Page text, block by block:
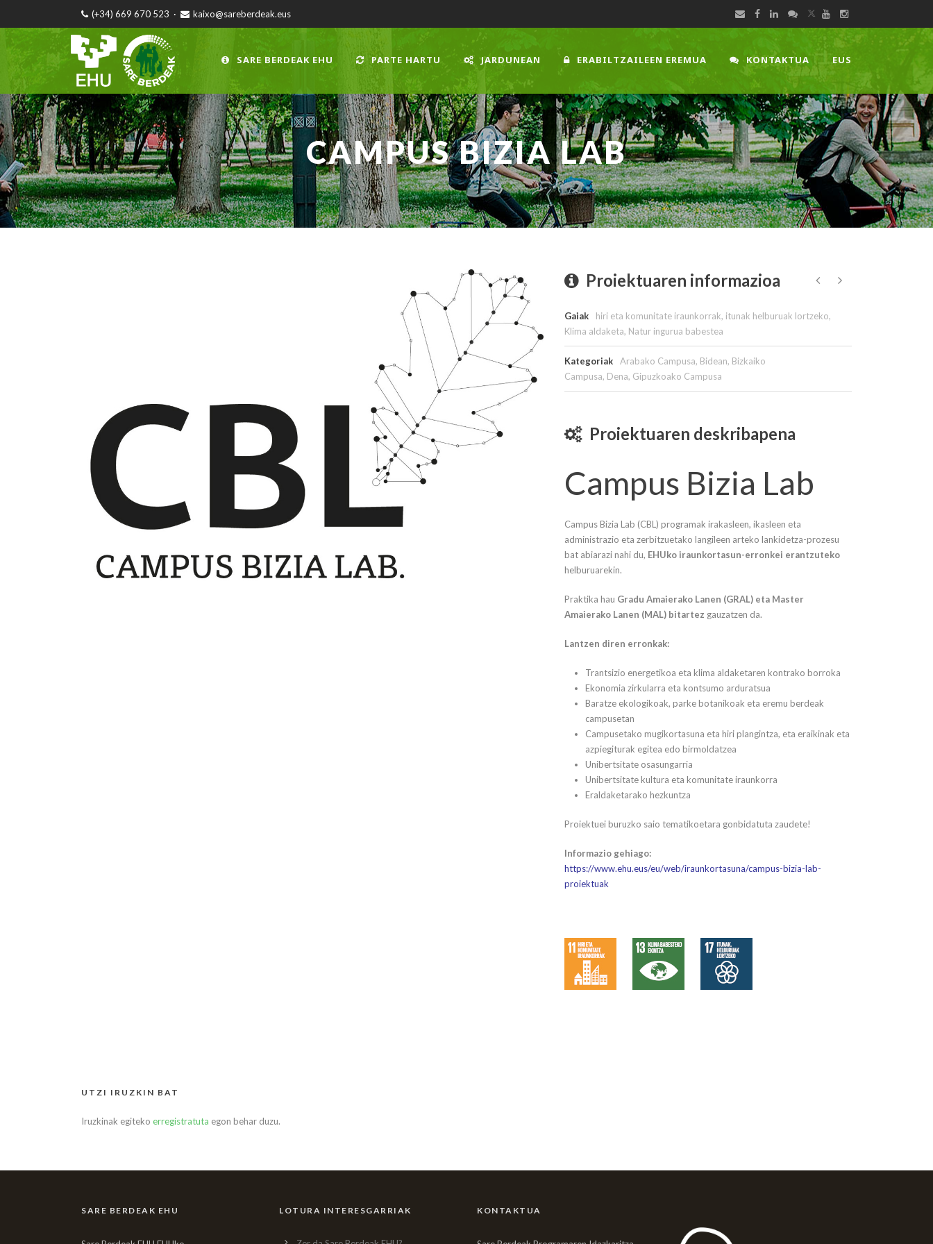
(+34) 669 670 523 · kaixo@sareberdeak.eus
SARE BERDEAK EHU PARTE HARTU JARDUNEAN ERABILTZAILEEN EREMUA KONTAKTUA EUS
CAMPUS BIZIA LAB
Proiektuaren informazioa
Gaiak hiri eta komunitate iraunkorrak, itunak helburuak lortzeko,
Klima aldaketa, Natur ingurua babestea
Kategoriak Arabako Campusa, Bidean, Bizkaiko
Campusa, Dena, Gipuzkoako Campusa
Proiektuaren deskribapena
Campus Bizia Lab
Campus Bizia Lab (CBL) programak irakasleen, ikasleen eta
administrazio eta zerbitzuetako langileen arteko lankidetza-prozesu
bat abiarazi nahi du, EHUko iraunkortasun-erronkei erantzuteko
helburuarekin.
Praktika hau Gradu Amaierako Lanen (GRAL) eta Master
Amaierako Lanen (MAL) bitartez gauzatzen da.
Lantzen diren erronkak:
Trantsizio energetikoa eta klima aldaketaren kontrako borroka
Ekonomia zirkularra eta kontsumo arduratsua
Baratze ekologikoak, parke botanikoak eta eremu berdeak
campusetan
Campusetako mugikortasuna eta hiri plangintza, eta eraikinak eta
azpiegiturak egitea edo birmoldatzea
Unibertsitate osasungarria
Unibertsitate kultura eta komunitate iraunkorra
Eraldaketarako hezkuntza
Proiektuei buruzko saio tematikoetara gonbidatuta zaudete!
Informazio gehiago:
https://www.ehu.eus/eu/web/iraunkortasuna/campus-bizia-lab-
proiektuak
UTZI IRUZKIN BAT
Iruzkinak egiteko erregistratuta egon behar duzu.
SARE BERDEAK EHU LOTURA INTERESGARRIAK KONTAKTUA